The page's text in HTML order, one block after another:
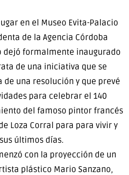
en el Museo Evita-Palacio
de la Agencia Córdoba
dejó formalmente inaugurado
de una iniciativa que se
una resolución y que prevé
para celebrar el 140
del famoso pintor francés
Loza Corral para para vivir y
últimos días.
con la proyección de un
plástico Mario Sanzano,